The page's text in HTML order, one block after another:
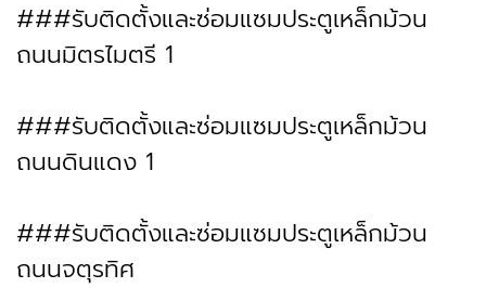
###รับติดตั้งและซ่อมแซมประตูเหล็กม้วน
ถนนมิตรไมตรี 1
###รับติดตั้งและซ่อมแซมประตูเหล็กม้วน
ถนนดินแดง 1
###รับติดตั้งและซ่อมแซมประตูเหล็กม้วน
ถนนจตุรทิศ